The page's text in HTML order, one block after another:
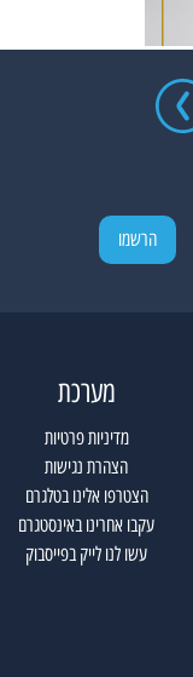
מערכת
מדיניות פרטיות
הצהרת נגישות
הצטרפו אלינו בטלגרם
עקבו אחרינו באינסטגרם
עשו לנו לייק בפייסבוק